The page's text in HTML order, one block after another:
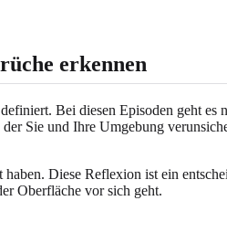
erkennen
Bei diesen Episoden geht es
Sie und Ihre Umgebung
Diese Reflexion ist ein
Oberfläche vor sich geht.